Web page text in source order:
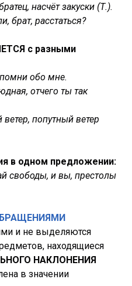
насчёт закуски (Т.).
брат, расстаться?
с разными
обо мне.
отчего ты так
попутный ветер
в одном предложении:
свободы, и вы, престолы
и не выделяются
находящиеся
НАКЛОНЕНИЯ
в значении